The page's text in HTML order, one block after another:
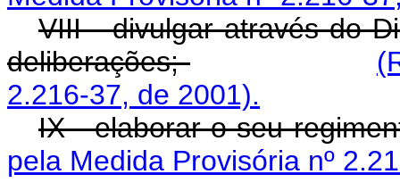
VIII - divulgar através do
deliberações;
2.216-37, de 2001).
IX - elaborar o seu
pela Medida Provisória nº